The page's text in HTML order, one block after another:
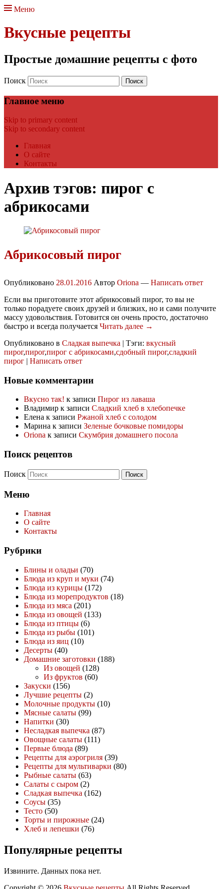
Меню
Вкусные рецепты
Простые домашние рецепты с фото
Поиск
Главное меню
Skip to primary content
Skip to secondary content
Главная
О сайте
Контакты
Архив тэгов: пирог с
абрикосами
Абрикосовый пирог
Опубликовано 28.01.2016 Автор Oriona — Написать ответ
Если вы приготовите этот абрикосовый пирог, то вы не
только порадуете своих друзей и близких, но и сами получите
массу удовольствия. Готовится он очень просто, достаточно
быстро и всегда получается Читать далее →
Опубликовано в Сладкая выпечка | Тэги: вкусный
пирог,пирог,пирог с абрикосами,сдобный пирог,сладкий
пирог | Написать ответ
Новые комментарии
Вкусно так! к записи Пирог из лаваша
Владимир к записи Сладкий хлеб в хлебопечке
Елена к записи Ржаной хлеб с солодом
Марина к записи Зеленые бочковые помидоры
Oriona к записи Скумбрия домашнего посола
Поиск рецептов
Поиск
Меню
Главная
О сайте
Контакты
Рубрики
Блины и оладьи (70)
Блюда из круп и муки (74)
Блюда из курицы (172)
Блюда из морепродуктов (18)
Блюда из мяса (201)
Блюда из овощей (133)
Блюда из птицы (6)
Блюда из рыбы (101)
Блюда из яиц (10)
Десерты (40)
Домашние заготовки (188)
Из овощей (128)
Из фруктов (60)
Закуски (156)
Лучшие рецепты (2)
Молочные продукты (10)
Мясные салаты (99)
Напитки (30)
Несладкая выпечка (87)
Овощные салаты (111)
Первые блюда (89)
Рецепты для аэрогриля (39)
Рецепты для мультиварки (80)
Рыбные салаты (63)
Салаты с сыром (2)
Сладкая выпечка (162)
Соусы (35)
Тесто (50)
Торты и пирожные (24)
Хлеб и лепешки (76)
Популярные рецепты
Извините. Данных пока нет.